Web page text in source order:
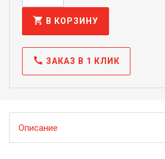
shopping_cart В КОРЗИНУ
call ЗАКАЗ В 1 КЛИК
Описание